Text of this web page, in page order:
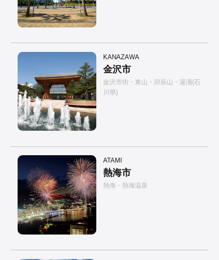
KANAZAWA
金沢市
金沢市街・東山・卯辰山・湯涌(石
川県)
ATAMI
熱海市
熱海・熱海温泉